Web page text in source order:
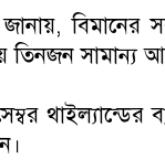
জানায়,
তিনজন সামান্য
থাইল্যান্ডের